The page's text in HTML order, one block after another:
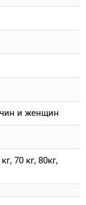
и женщин
70 кг, 80кг,